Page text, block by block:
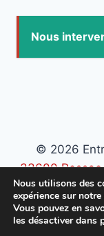
Nous
© 2026
33600 Pessac
-
Nous utilisons des
expérience sur notre
Vous pouvez en
les désactiver dans